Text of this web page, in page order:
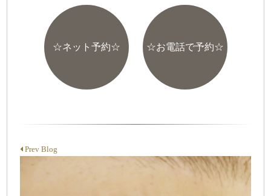
☆ネット予約☆ ☆お電話で予約☆
Prev Blog